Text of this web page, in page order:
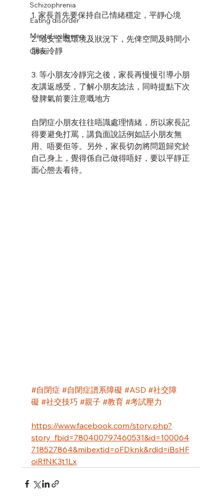
Schizophrenia
Eating disorder
Mental wellbeing
Other
1. 家長首先要保持自己情緒穩定，平靜心境
2. 喺安全嘅環境及狀況下，先俾空間及時間小
朋友冷靜
3. 等小朋友冷靜完之後，家長再慢慢引導小朋
友講返感受，了解小朋友諗法，同時提點下次
發脾氣前要注意嘅地方
自閉症小朋友往往唔識處理情緒，所以家長記
得要避免打罵，講負面說話例如話小朋友無
用、唔要佢等。另外，家長切勿將問題歸究於
自己身上，覺得係自己做得唔好，要以平靜正
面心態去看待。
#自閉症 #自閉症譜系障礙 #ASD #社交障
礙 #社交技巧 #親子 #教育 #考試壓力
https://www.facebook.com/story.php?
story_fbid=780400797460531&id=100064
718527864&mibextid=oFDknk&rdid=iBsHF
oiRfNK3t1Lx